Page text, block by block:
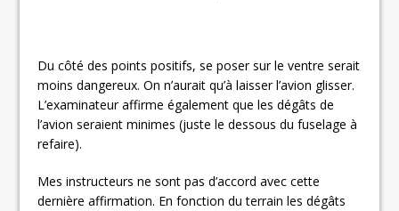
Du côté des points positifs, se poser sur le ventre serait
moins dangereux. On n’aurait qu’à laisser l’avion glisser.
L’examinateur affirme également que les dégâts de
l’avion seraient minimes (juste le dessous du fuselage à
refaire).
Mes instructeurs ne sont pas d’accord avec cette
dernière affirmation. En fonction du terrain les dégâts